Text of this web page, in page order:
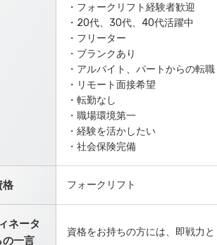
・フォークリフト経験者歓迎
・20代、30代、40代活躍中
・フリーター
・ブランクあり
・アルバイト、パートからの転職
・リモート面接希望
・転勤なし
・職場環境第一
・経験を活かしたい
・社会保険完備
格 フォークリフト
ネータ
の一言
資格をお持ちの方には、即戦力